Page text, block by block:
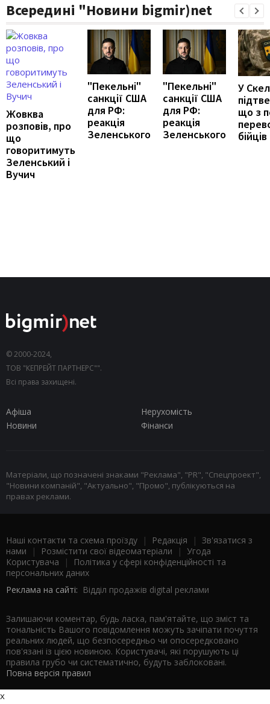
Всередині "Новини bigmir)net
Жовква
розповів, про
що
говоритимуть
Зеленський і
Вучич
"Пекельні"
санкції США
для РФ:
реакція
Зеленського
"Пекельні"
санкції США
для РФ:
реакція
Зеленського
У
що з
бійців
© 2000-2024,
ТОВ "КЕПРЕЙТ ПАРТНЕРС"".
Всі права захищені.
Афіша
Нерухомість
Новини
Фінанси
Матеріали, що позначені знаками "Реклама", "PR", "Спецпроект",
"Новини компаній", "Актуально", "Промо", публікуються на
правах реклами.
Наші контакти та схема проїзду | Редакція | Зв'язатися з
нами | Розмістити свої відеоматеріали | Угода
Користувача |
Політика у сфері конфіденційності та
персональних даних
Реклама на сайті: Відділ продажів digital реклами
Залишаючи коментар, будь ласка, пам'ятайте, що зміст та
тональність Вашого повідомлення можуть зачіпати почуття
реальних людей, що безпосередньо чи опосередковано
пов'язані із цією новиною. Користувачі, які порушують ці
правила грубо чи систематично, будуть заблоковані.
Повна версія правил
x